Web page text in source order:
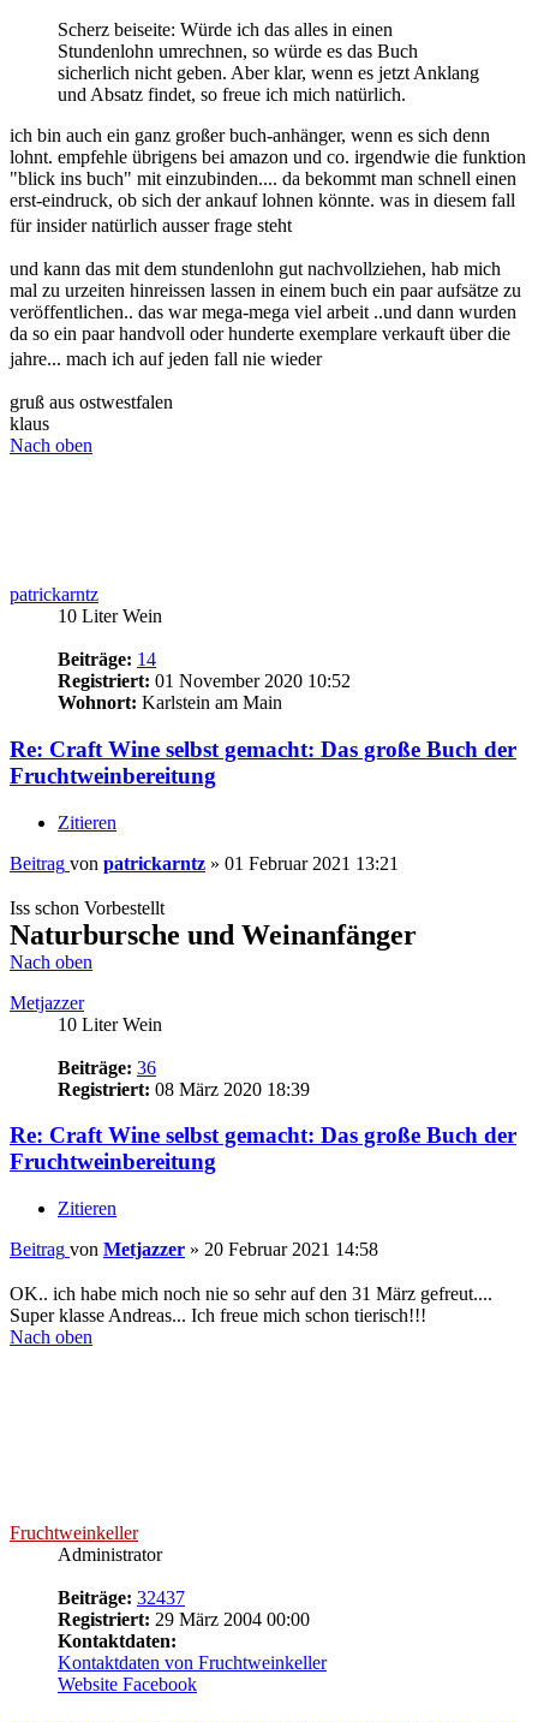
gruß aus ostwestfalen
Nach oben
patrickarntz
10 Liter Wein
Beiträge: 14
Registriert:01 November 2020 10:52
Wohnort:Karlstein am Main
Re: Craft Wine selbst gemacht: Das große Buch der
Fruchtweinbereitung
Zitieren
Beitrag vonpatrickarntz
Iss schon Vorbestellt
Beiträge:
Registriert:08 März 2020 18:39
Re: Craft Wine selbst gemacht: Das große Buch der
Fruchtweinbereitung
Zitieren
Beitrag vonMetjazzer»20 Februar 2021 14:58
OK.. ich habe mich noch nie so sehr auf den 31 März gefreut....
Super klasse Andreas... Ich freue mich schon tierisch!!!
Fruchtweinkeller
Administrator
Beiträge: 32437
Registriert:29 März 2004 00:00
Kontaktdaten:
Kontaktdaten von Fruchtweinkeller
Website Facebook
Re: Craft Wine selbst gemacht: Das große Buch der
Fruchtweinbereitung
Zitieren
Beitrag von Fruchtweinkeller»31 März 2021 16:09
Ein kleiner Schritt für die Menschheit, ein großer Schritt für den
Fruchtwein: Das Buch ist ab heute erhältlich (Wink mit der
Zaunhandlung)
ist auch die Domain craft-wine.de, die auf fruchtweinkeller.de
umgeleitet wird.
Bei der Gelegenheit nochmals herzlichen Dank an Jessica Hinz,
verantwortlich für das Design der Homepage, und an meine
Schwägerin und meinen Bruder, die mich mit Fotos versorgt haben.
90% of everything is crap... Except crap. 100% of crap is crap.
(Too much coffee man)